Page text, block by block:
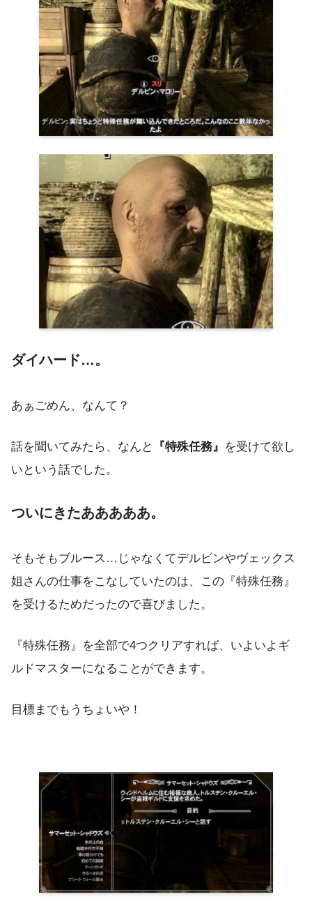
ダイハード…。
あぁごめん、なんて？
話を聞いてみたら、なんと 『特殊任務』 を受けて欲し
いという話でした。
ついにきたあああああ。
そもそもブルース…じゃなくてデルビンやヴェックス
姐さんの仕事をこなしていたのは、この『特殊任務』
を受けるためだったので喜びました。
『特殊任務』を全部で4つクリアすれば、いよいよギ
ルドマスターになることができます。
目標までもうちょいや！